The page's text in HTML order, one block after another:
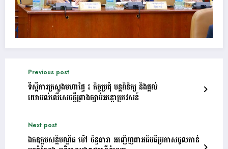
Previous post
ទីស្ដីការក្រសួងមហាផ្ទៃ ៖ កិច្ចប្រជុំ បន្តពិនិត្យ និងផ្តល់
យោបល់លើសេចក្តីព្រាងច្បាប់អន្តោប្រវេសន៍
Next post
ឯកឧត្ដមសន្តិបណ្ឌិត ម៉ៅ ច័ន្ទតារា អញ្ជើញជាអធិបតីប្រកាសចូលកាន់